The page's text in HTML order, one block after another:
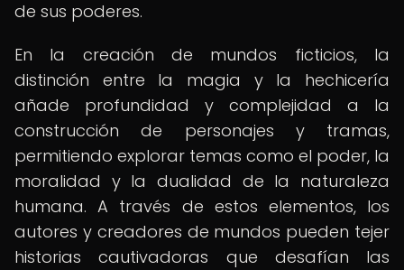
de sus poderes.
En la creación de mundos ficticios, la
distinción entre la magia y la hechicería
añade profundidad y complejidad a la
construcción de personajes y tramas,
permitiendo explorar temas como el poder, la
moralidad y la dualidad de la naturaleza
humana. A través de estos elementos, los
autores y creadores de mundos pueden tejer
historias cautivadoras que desafían las